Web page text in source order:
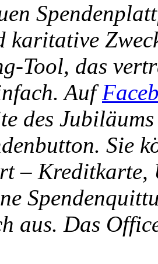
karitative
Tool, das
Auf
des
Sie
– Kreditkarte,
aus. Das